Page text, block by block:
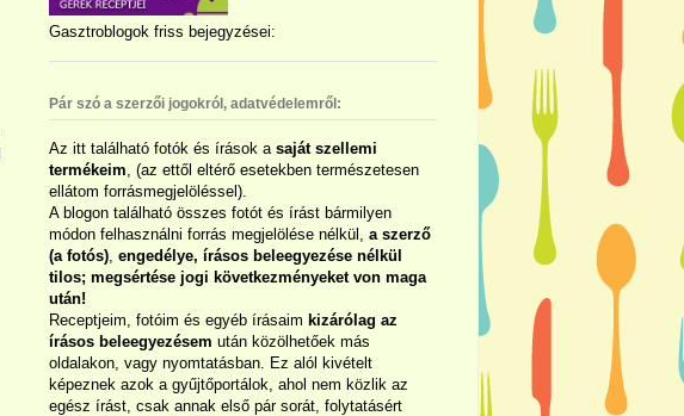
Gasztroblogok friss bejegyzései:
Pár szó a szerzői jogokról, adatvédelemről:
Az itt található fotók és írások a saját szellemi
termékeim , (az ettől eltérő esetekben természetesen
ellátom forrásmegjelöléssel).
A blogon található összes fotót és írást bármilyen
módon felhasználni forrás megjelölése nélkül, a szerző
(a fotós) engedélye, írásos beleegyezése nélkül
tilos; megsértése jogi következményeket von maga
után!
Receptjeim, fotóim és egyéb írásaim kizárólag az
írásos beleegyezésem után közölhetőek más
oldalakon, vagy nyomtatásban. Ez alól kivételt
képeznek azok a gyűjtőportálok, ahol nem közlik az
egész írást, csak annak első pár sorát, folytatásért